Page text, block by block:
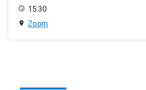
15:30
Zoom